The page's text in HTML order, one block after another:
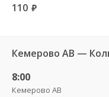
110 руб.
Кемерово АВ —
8:00
Кемерово АВ